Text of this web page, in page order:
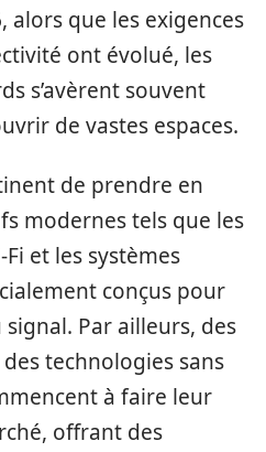
alors que les exigences
ont évolué, les
s’avèrent souvent
de vastes espaces.
de prendre en
modernes tels que les
et les systèmes
conçus pour
Par ailleurs, des
technologies sans
à faire leur
offrant des